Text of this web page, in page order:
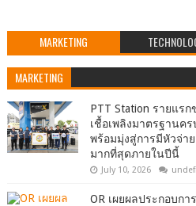
MARKETING
MARKETING
PTT Station รายแร
เชื้อเพลิงมาตรฐานค
พร้อมมุ่งสู่การมีหัวจ่า
มากที่สุดภายในปีนี้
July 10, 2026
OR เผยผลประกอบก